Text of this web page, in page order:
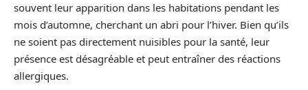
souvent leur apparition dans les habitations pendant les
mois d’automne, cherchant un abri pour l’hiver. Bien qu’ils
ne soient pas directement nuisibles pour la santé, leur
présence est désagréable et peut entraîner des réactions
allergiques.